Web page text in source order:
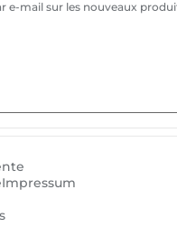
e-mail sur les nouveaux
Impressum